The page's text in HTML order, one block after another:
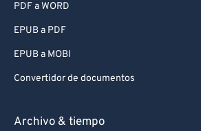
PDF a WORD
EPUB a PDF
EPUB a MOBI
Convertidor de documentos
Archivo & tiempo